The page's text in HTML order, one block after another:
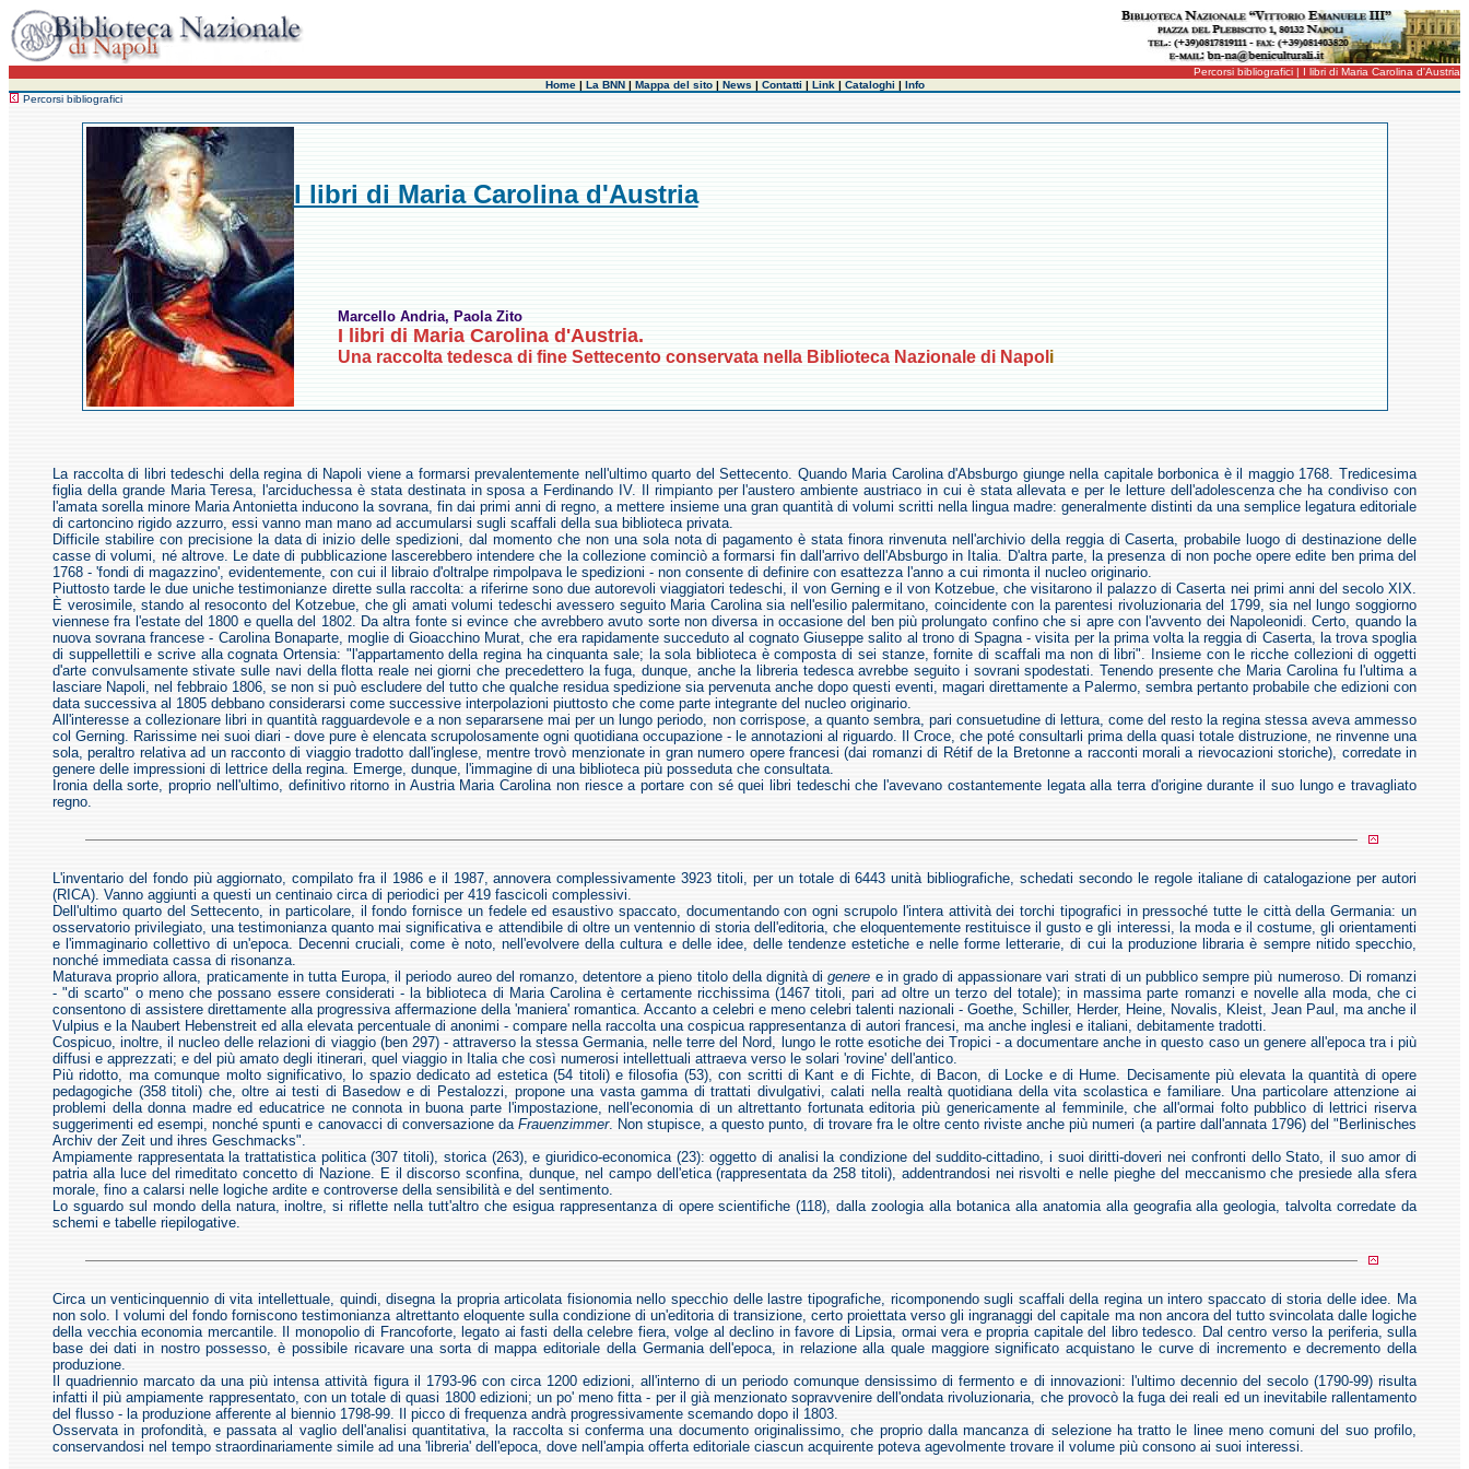
Percorsi bibliografici | I libri di Maria Carolina d'Austria
Home| La BNN| Mappa del sito| News | Contatti | Link| Cataloghi | Info
Percorsi bibliografici
I libri di Maria Carolina d'Austria
Marcello Andria, Paola Zito
I libri di Maria Carolina d'Austria.
Una raccolta tedesca di fine Settecento conservata nella Biblioteca Nazionale di Napol i
La raccolta di libri tedeschi della regina di Napoli viene a formarsi prevalentemente nell'ultimo quarto del Settecento. Quando Maria Carolina d'Absburgo giunge nella capitale borbonica è il maggio 1768. Tredicesima
figlia della grande Maria Teresa, l'arciduchessa è stata destinata in sposa a Ferdinando IV. Il rimpianto per l'austero ambiente austriaco in cui è stata allevata e per le letture dell'adolescenza che ha condiviso con
l'amata sorella minore Maria Antonietta inducono la sovrana, fin dai primi anni di regno, a mettere insieme una gran quantità di volumi scritti nella lingua madre: generalmente distinti da una semplice legatura editoriale
di cartoncino rigido azzurro, essi vanno man mano ad accumularsi sugli scaffali della sua biblioteca privata.
Difficile stabilire con precisione la data di inizio delle spedizioni, dal momento che non una sola nota di pagamento è stata finora rinvenuta nell'archivio della reggia di Caserta, probabile luogo di destinazione delle
casse di volumi, né altrove. Le date di pubblicazione lascerebbero intendere che la collezione cominciò a formarsi fin dall'arrivo dell'Absburgo in Italia. D'altra parte, la presenza di non poche opere edite ben prima del
1768 - 'fondi di magazzino', evidentemente, con cui il libraio d'oltralpe rimpolpava le spedizioni - non consente di definire con esattezza l'anno a cui rimonta il nucleo originario.
Piuttosto tarde le due uniche testimonianze dirette sulla raccolta: a riferirne sono due autorevoli viaggiatori tedeschi, il von Gerning e il von Kotzebue, che visitarono il palazzo di Caserta nei primi anni del secolo XIX.
È verosimile, stando al resoconto del Kotzebue, che gli amati volumi tedeschi avessero seguito Maria Carolina sia nell'esilio palermitano, coincidente con la parentesi rivoluzionaria del 1799, sia nel lungo soggiorno
viennese fra l'estate del 1800 e quella del 1802. Da altra fonte si evince che avrebbero avuto sorte non diversa in occasione del ben più prolungato confino che si apre con l'avvento dei Napoleonidi. Certo, quando la
nuova sovrana francese - Carolina Bonaparte, moglie di Gioacchino Murat, che era rapidamente succeduto al cognato Giuseppe salito al trono di Spagna - visita per la prima volta la reggia di Caserta, la trova spoglia
di suppellettili e scrive alla cognata Ortensia: "l'appartamento della regina ha cinquanta sale; la sola biblioteca è composta di sei stanze, fornite di scaffali ma non di libri". Insieme con le ricche collezioni di oggetti
d'arte convulsamente stivate sulle navi della flotta reale nei giorni che precedettero la fuga, dunque, anche la libreria tedesca avrebbe seguito i sovrani spodestati. Tenendo presente che Maria Carolina fu l'ultima a
lasciare Napoli, nel febbraio 1806, se non si può escludere del tutto che qualche residua spedizione sia pervenuta anche dopo questi eventi, magari direttamente a Palermo, sembra pertanto probabile che edizioni con
data successiva al 1805 debbano considerarsi come successive interpolazioni piuttosto che come parte integrante del nucleo originario.
All'interesse a collezionare libri in quantità ragguardevole e a non separarsene mai per un lungo periodo, non corrispose, a quanto sembra, pari consuetudine di lettura, come del resto la regina stessa aveva ammesso
col Gerning. Rarissime nei suoi diari - dove pure è elencata scrupolosamente ogni quotidiana occupazione - le annotazioni al riguardo. Il Croce, che poté consultarli prima della quasi totale distruzione, ne rinvenne una
sola, peraltro relativa ad un racconto di viaggio tradotto dall'inglese, mentre trovò menzionate in gran numero opere francesi (dai romanzi di Rétif de la Bretonne a racconti morali a rievocazioni storiche), corredate in
genere delle impressioni di lettrice della regina. Emerge, dunque, l'immagine di una biblioteca più posseduta che consultata.
Ironia della sorte, proprio nell'ultimo, definitivo ritorno in Austria Maria Carolina non riesce a portare con sé quei libri tedeschi che l'avevano costantemente legata alla terra d'origine durante il suo lungo e travagliato
regno.
L'inventario del fondo più aggiornato, compilato fra il 1986 e il 1987, annovera complessivamente 3923 titoli, per un totale di 6443 unità bibliografiche, schedati secondo le regole italiane di catalogazione per autori
(RICA). Vanno aggiunti a questi un centinaio circa di periodici per 419 fascicoli complessivi.
Dell'ultimo quarto del Settecento, in particolare, il fondo fornisce un fedele ed esaustivo spaccato, documentando con ogni scrupolo l'intera attività dei torchi tipografici in pressoché tutte le città della Germania: un
osservatorio privilegiato, una testimonianza quanto mai significativa e attendibile di oltre un ventennio di storia dell'editoria, che eloquentemente restituisce il gusto e gli interessi, la moda e il costume, gli orientamenti
e l'immaginario collettivo di un'epoca. Decenni cruciali, come è noto, nell'evolvere della cultura e delle idee, delle tendenze estetiche e nelle forme letterarie, di cui la produzione libraria è sempre nitido specchio,
nonché immediata cassa di risonanza.
Maturava proprio allora, praticamente in tutta Europa, il periodo aureo del romanzo, detentore a pieno titolo della dignità digenere e in grado di appassionare vari strati di un pubblico sempre più numeroso. Di romanzi
- "di scarto" o meno che possano essere considerati - la biblioteca di Maria Carolina è certamente ricchissima (1467 titoli, pari ad oltre un terzo del totale); in massima parte romanzi e novelle alla moda, che ci
consentono di assistere direttamente alla progressiva affermazione della 'maniera' romantica. Accanto a celebri e meno celebri talenti nazionali - Goethe, Schiller, Herder, Heine, Novalis, Kleist, Jean Paul, ma anche il
Vulpius e la Naubert Hebenstreit ed alla elevata percentuale di anonimi - compare nella raccolta una cospicua rappresentanza di autori francesi, ma anche inglesi e italiani, debitamente tradotti.
Cospicuo, inoltre, il nucleo delle relazioni di viaggio (ben 297) - attraverso la stessa Germania, nelle terre del Nord, lungo le rotte esotiche dei Tropici - a documentare anche in questo caso un genere all'epoca tra i più
diffusi e apprezzati; e del più amato degli itinerari, quel viaggio in Italia che così numerosi intellettuali attraeva verso le solari 'rovine' dell'antico.
Più ridotto, ma comunque molto significativo, lo spazio dedicato ad estetica (54 titoli) e filosofia (53), con scritti di Kant e di Fichte, di Bacon, di Locke e di Hume. Decisamente più elevata la quantità di opere
pedagogiche (358 titoli) che, oltre ai testi di Basedow e di Pestalozzi, propone una vasta gamma di trattati divulgativi, calati nella realtà quotidiana della vita scolastica e familiare. Una particolare attenzione ai
problemi della donna madre ed educatrice ne connota in buona parte l'impostazione, nell'economia di un altrettanto fortunata editoria più genericamente al femminile, che all'ormai folto pubblico di lettrici riserva
suggerimenti ed esempi, nonché spunti e canovacci di conversazione da Frauenzimmer. Non stupisce, a questo punto, di trovare fra le oltre cento riviste anche più numeri (a partire dall'annata 1796) del "Berlinisches
Archiv der Zeit und ihres Geschmacks".
Ampiamente rappresentata la trattatistica politica (307 titoli), storica (263), e giuridico-economica (23): oggetto di analisi la condizione del suddito-cittadino, i suoi diritti-doveri nei confronti dello Stato, il suo amor di
patria alla luce del rimeditato concetto di Nazione. E il discorso sconfina, dunque, nel campo dell'etica (rappresentata da 258 titoli), addentrandosi nei risvolti e nelle pieghe del meccanismo che presiede alla sfera
morale, fino a calarsi nelle logiche ardite e controverse della sensibilità e del sentimento.
Lo sguardo sul mondo della natura, inoltre, si riflette nella tutt'altro che esigua rappresentanza di opere scientifiche (118), dalla zoologia alla botanica alla anatomia alla geografia alla geologia, talvolta corredate da
schemi e tabelle riepilogative.
Circa un venticinquennio di vita intellettuale, quindi, disegna la propria articolata fisionomia nello specchio delle lastre tipografiche, ricomponendo sugli scaffali della regina un intero spaccato di storia delle idee. Ma
non solo. I volumi del fondo forniscono testimonianza altrettanto eloquente sulla condizione di un'editoria di transizione, certo proiettata verso gli ingranaggi del capitale ma non ancora del tutto svincolata dalle logiche
della vecchia economia mercantile. Il monopolio di Francoforte, legato ai fasti della celebre fiera, volge al declino in favore di Lipsia, ormai vera e propria capitale del libro tedesco. Dal centro verso la periferia, sulla
base dei dati in nostro possesso, è possibile ricavare una sorta di mappa editoriale della Germania dell'epoca, in relazione alla quale maggiore significato acquistano le curve di incremento e decremento della
produzione.
Il quadriennio marcato da una più intensa attività figura il 1793-96 con circa 1200 edizioni, all'interno di un periodo comunque densissimo di fermento e di innovazioni: l'ultimo decennio del secolo (1790-99) risulta
infatti il più ampiamente rappresentato, con un totale di quasi 1800 edizioni; un po' meno fitta - per il già menzionato sopravvenire dell'ondata rivoluzionaria, che provocò la fuga dei reali ed un inevitabile rallentamento
del flusso - la produzione afferente al biennio 1798-99. Il picco di frequenza andrà progressivamente scemando dopo il 1803.
Osservata in profondità, e passata al vaglio dell'analisi quantitativa, la raccolta si conferma una documento originalissimo, che proprio dalla mancanza di selezione ha tratto le linee meno comuni del suo profilo,
conservandosi nel tempo straordinariamente simile ad una 'libreria' dell'epoca, dove nell'ampia offerta editoriale ciascun acquirente poteva agevolmente trovare il volume più consono ai suoi interessi.